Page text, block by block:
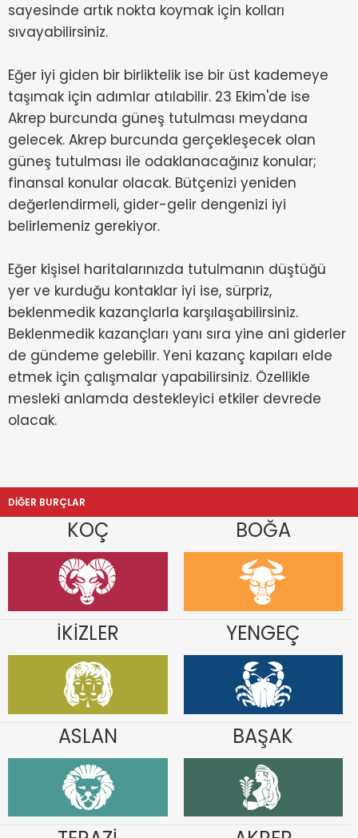
sayesinde artık nokta koymak için kolları
sıvayabilirsiniz.
Eğer iyi giden bir birliktelik ise bir üst kademeye
taşımak için adımlar atılabilir. 23 Ekim'de ise
Akrep burcunda güneş tutulması meydana
gelecek. Akrep burcunda gerçekleşecek olan
güneş tutulması ile odaklanacağınız konular;
finansal konular olacak. Bütçenizi yeniden
değerlendirmeli, gider-gelir dengenizi iyi
belirlemeniz gerekiyor.
Eğer kişisel haritalarınızda tutulmanın düştüğü
yer ve kurduğu kontaklar iyi ise, sürpriz,
beklenmedik kazançlarla karşılaşabilirsiniz.
Beklenmedik kazançları yanı sıra yine ani giderler
de gündeme gelebilir. Yeni kazanç kapıları elde
etmek için çalışmalar yapabilirsiniz. Özellikle
mesleki anlamda destekleyici etkiler devrede
olacak.
DİĞER BURÇLAR
KOÇ BOĞA
İKİZLER YENGEÇ
ASLAN BAŞAK